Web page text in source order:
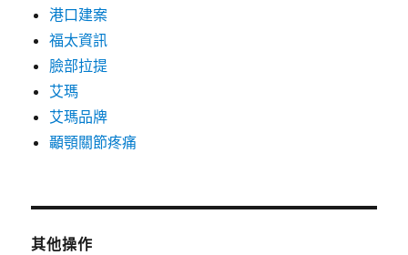
港口建案
福太資訊
臉部拉提
艾瑪
艾瑪品牌
顳顎關節疼痛
其他操作